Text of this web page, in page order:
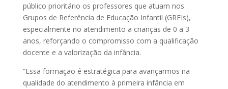
público prioritário os professores que atuam nos
Grupos de Referência de Educação Infantil (GREIs),
especialmente no atendimento a crianças de 0 a 3
anos, reforçando o compromisso com a qualificação
docente e a valorização da infância.
“Essa formação é estratégica para avançarmos na
qualidade do atendimento à primeira infância em